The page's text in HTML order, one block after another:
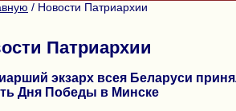
/ Новости Патриархии
Патриархии
экзарх всея Беларуси
Дня Победы в Минске